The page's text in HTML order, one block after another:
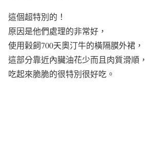
這個超特別的！
原因是他們處理的非常好，
使用榖飼700天奧汀牛的橫隔膜外裙，
這部分靠近內臟油花少而且肉質滑順，
吃起來脆脆的很特別很好吃。